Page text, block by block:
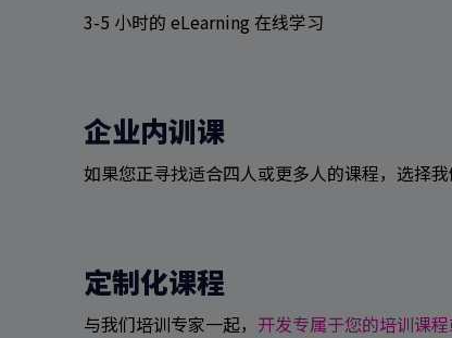
3-5 小时的 eLearning 在线学习
企业内训课
如果您正寻找适合四人或更多人的课程，选择
定制化课程
与我们培训专家一起， 开发专属于您的培训课